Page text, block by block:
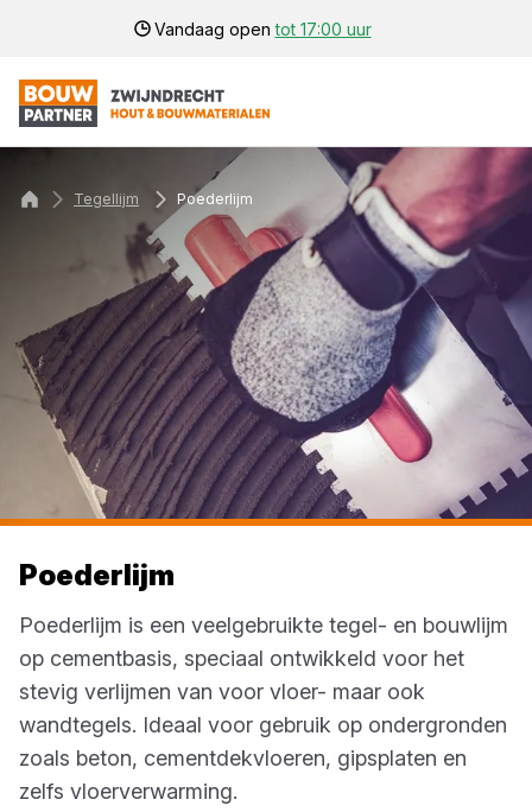
Vandaag opentot 17:00 uur
Tegellijm Poederlijm
Poederlijm
Poederlijm is een veelgebruikte tegel- en bouwlijm
op cementbasis, speciaal ontwikkeld voor het
stevig verlijmen van voor vloer- maar ook
wandtegels. Ideaal voor gebruik op ondergronden
zoals beton, cementdekvloeren, gipsplaten en
zelfs vloerverwarming.